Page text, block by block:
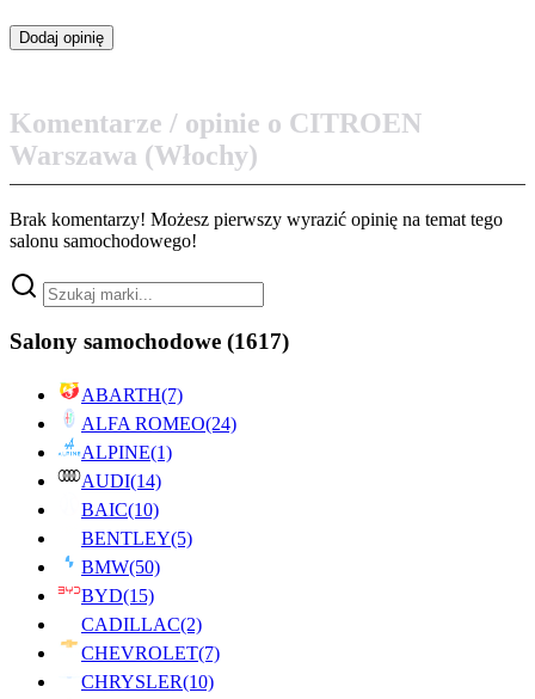
Komentarze / opinie o CITROEN
Warszawa (Włochy)
Brak komentarzy! Możesz pierwszy wyrazić opinię na temat tego
salonu samochodowego!
Salony samochodowe (1617)
ABARTH(7)
ALFA ROMEO(24)
ALPINE(1)
AUDI(14)
BAIC(10)
BENTLEY(5)
BMW(50)
BYD(15)
CADILLAC(2)
CHEVROLET(7)
CHRYSLER(10)